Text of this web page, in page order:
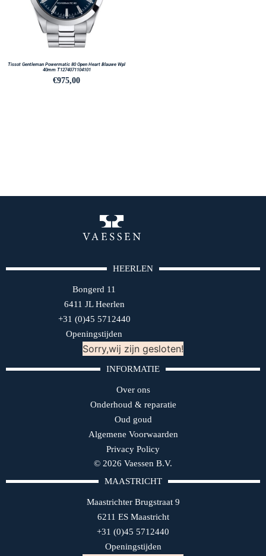
Tissot Gentleman Powermatic 80 Open Heart Blauwe Wpl
40mm T1274071104101
€975,00
HEERLEN
Bongerd 11
6411 JL Heerlen
+31 (0)45 5712440
Openingstijden
Sorry,wij zijn gesloten!
INFORMATIE
Over ons
Onderhoud & reparatie
Oud goud
Algemene Voorwaarden
Privacy Policy
© 2026 Vaessen B.V.
MAASTRICHT
Maastrichter Brugstraat 9
6211 ES Maastricht
+31 (0)45 5712440
Openingstijden